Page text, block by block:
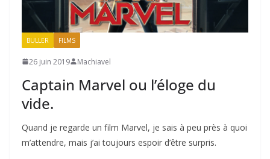
BULLER FILMS
26 juin 2019 Machiavel
Captain Marvel ou l’éloge du
vide.
Quand je regarde un film Marvel, je sais à peu près à quoi
m’attendre, mais j’ai toujours espoir d’être surpris.